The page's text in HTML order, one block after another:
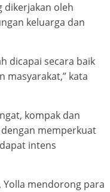
dikerjakan oleh
keluarga dan
dicapai secara baik
masyarakat,” kata
kompak dan
memperkuat
intens
mendorong para